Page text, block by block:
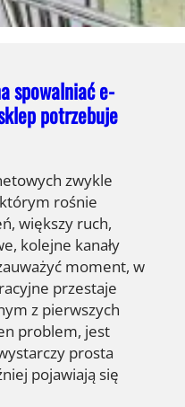
spowalniać e-
potrzebuje
zwykle
rośnie
większy ruch,
kolejne kanały
moment, w
przestaje
z pierwszych
problem, jest
prosta
pojawiają się